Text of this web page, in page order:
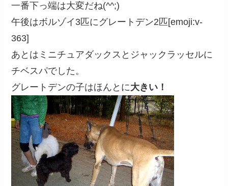
一番下っ端は大変だね(^^;)
午後はボルゾイ3匹にグレートデン2匹[emoji:v-
363]
あとはミニチュアダックスとジャックラッセルに
チベスパでした。
グレートデンの子はほんとに大きい！